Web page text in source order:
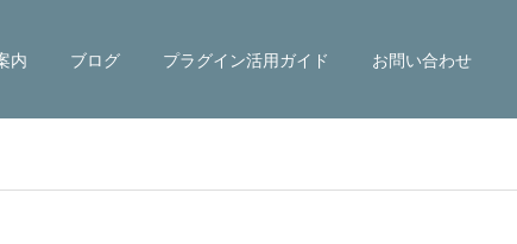
内 ブログ プラグイン活用ガイド お問い合わせ